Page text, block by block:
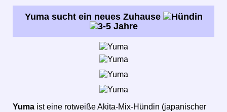
Yuma sucht ein neues Zuhause
Yuma ist eine rotweiße Akita-Mix-Hündin (japanischer